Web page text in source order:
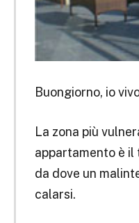
Buongiorno, io
La zona più
appartamento è
da dove un
calarsi.